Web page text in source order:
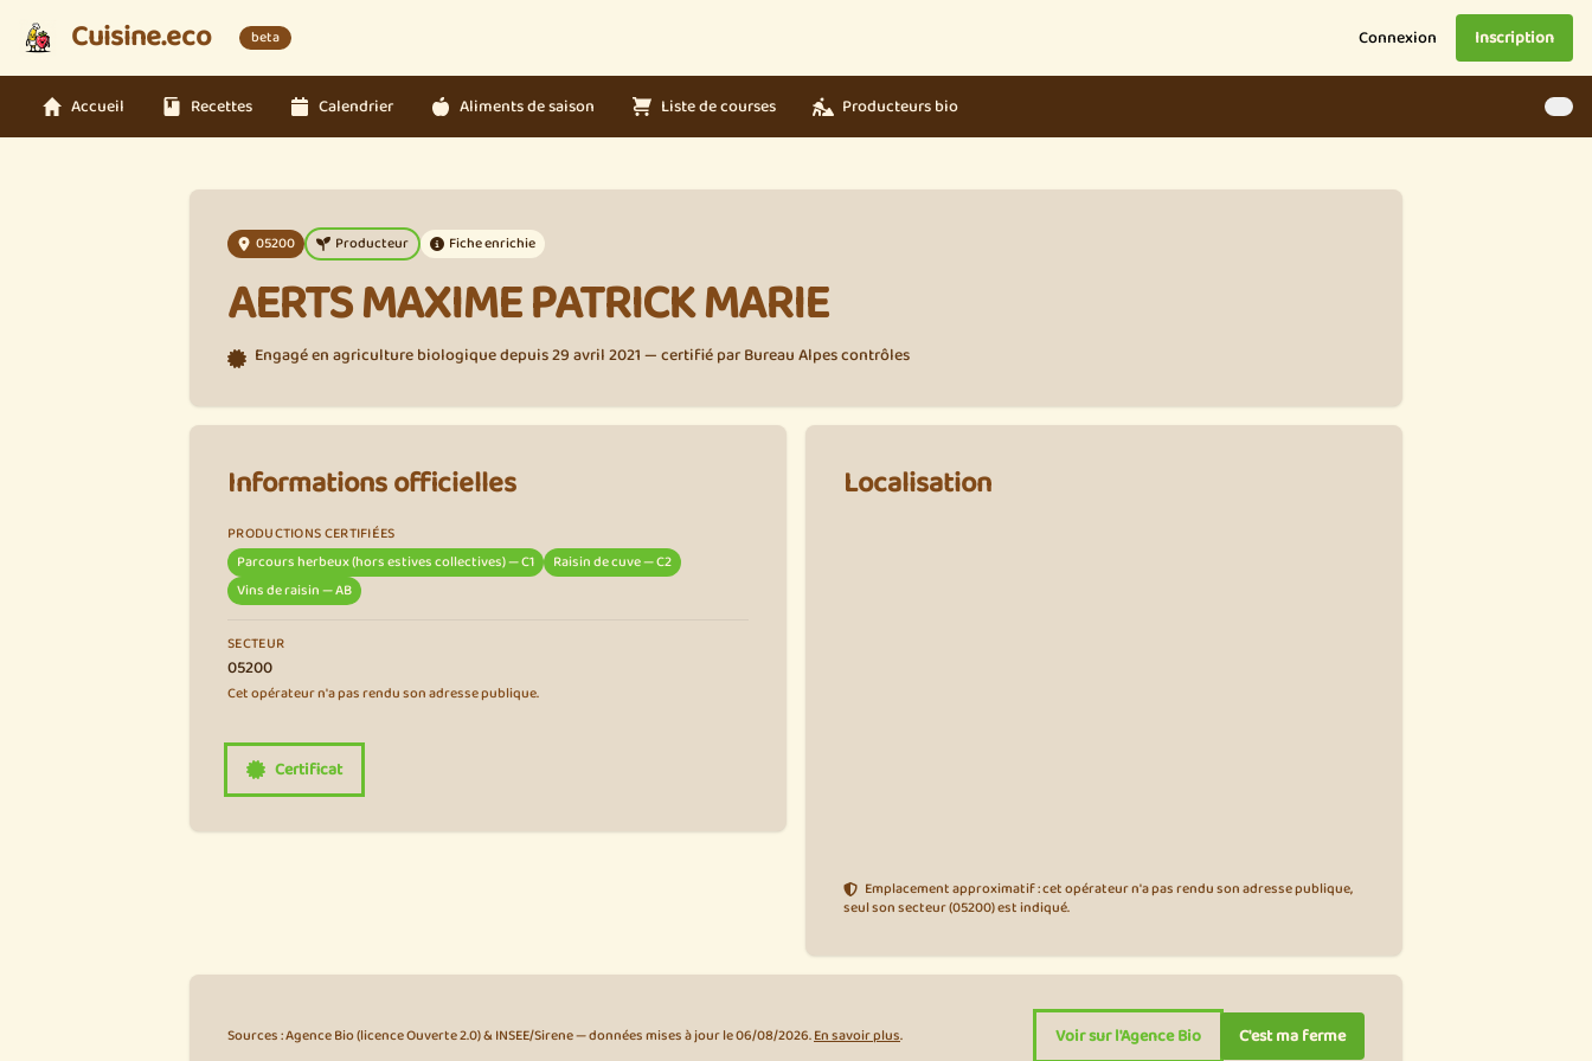
Cuisine.eco beta Connexion Inscription
Accueil Recettes Calendrier Aliments de saison Liste de courses Producteurs bio
05200 Producteur Fiche enrichie
AERTS MAXIME PATRICK MARIE
Engagé en agriculture biologique depuis 29 avril 2021 — certifié par Bureau Alpes contrôles
Informations officielles
PRODUCTIONS CERTIFIÉES
Parcours herbeux (hors estives collectives) — C1
Raisin de cuve — C2
Vins de raisin — AB
SECTEUR
05200
Cet opérateur n'a pas rendu son adresse publique.
Certificat
Localisation
Emplacement approximatif : cet opérateur n'a pas rendu son adresse publique,
seul son secteur (05200) est indiqué.
Sources : Agence Bio (licence Ouverte 2.0) & INSEE/Sirene — données mises à jour le 06/08/2026.En savoir plus. Voir sur l'Agence Bio C'est ma ferme